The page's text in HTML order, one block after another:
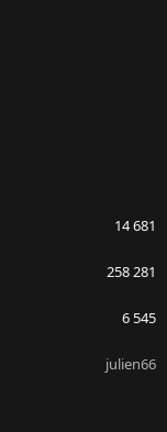
14 681
258 281
6 545
julien66